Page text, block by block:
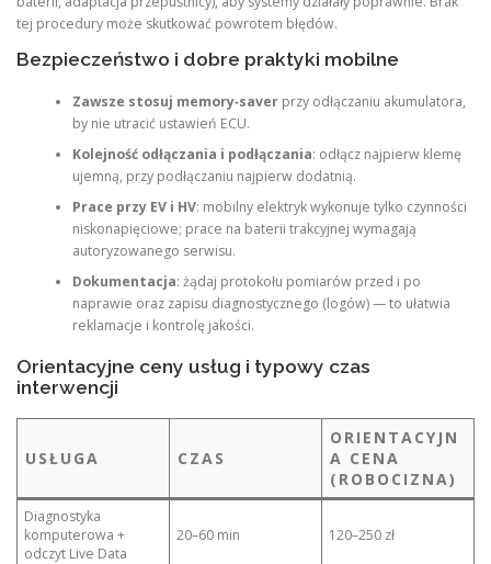
tej procedury może skutkować powrotem błędów.
Bezpieczeństwo i dobre praktyki mobilne
Zawsze stosuj memory‑saverprzy odłączaniu akumulatora,
by nie utracić ustawień ECU.
Kolejność odłączania i podłączania: odłącz najpierw klemę
ujemną, przy podłączaniu najpierw dodatnią.
Prace przy EV i HV: mobilny elektryk wykonuje tylko czynności
niskonapięciowe; prace na baterii trakcyjnej wymagają
autoryzowanego serwisu.
Dokumentacja: żądaj protokołu pomiarów przed i po
naprawie oraz zapisu diagnostycznego (logów) — to ułatwia
reklamacje i kontrolę jakości.
Orientacyjne ceny usług i typowy czas
interwencji
USŁUGA CZAS
ORIENTACYJN
A CENA
(ROBOCIZNA)
Diagnostyka
komputerowa +
odczyt Live Data
20–60 min 120–250 zł